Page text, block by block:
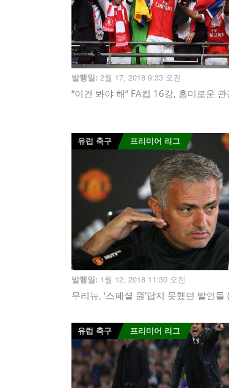
발행일: 2월 17, 2018 9:33 오전
“이건 봐야 해” FA컵 16강, 흥미로운
유럽 축구 프리미어 리그
발행일: 1월 12, 2018 11:30 오전
무리뉴, ‘스페셜 원’답지 못했던 발언
유럽 축구 프리미어 리그